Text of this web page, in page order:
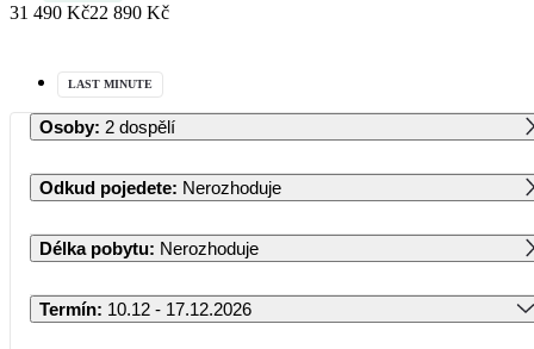
31 490 Kč22 890 Kč
LAST MINUTE
Osoby: 2 dospělí
Odkud pojedete: Nerozhoduje
Délka pobytu: Nerozhoduje
Termín: 10.12 - 17.12.2026